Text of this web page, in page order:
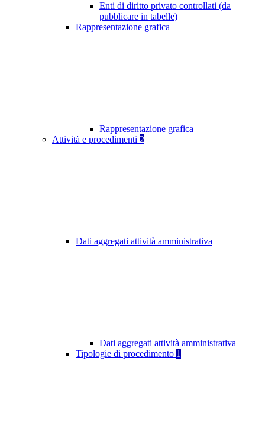
Enti di diritto privato controllati (da
pubblicare in tabelle)
Rappresentazione grafica
Rappresentazione grafica
Attività e procedimenti 2
Dati aggregati attività amministrativa
Dati aggregati attività amministrativa
Tipologie di procedimento 1